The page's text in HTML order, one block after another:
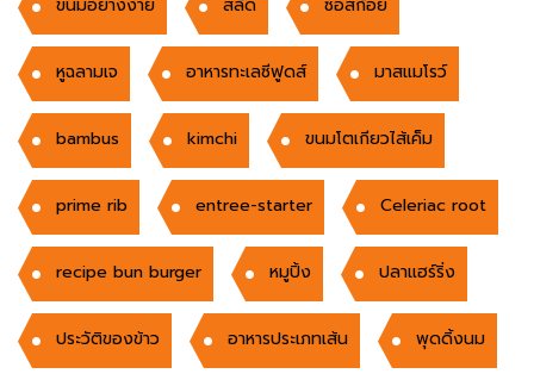
ขนมอย่างง่าย สลัด ซอสก้อย
หูฉลามเจ อาหารทะเลซีฟูดส์ มาสแมโรว์
bambus kimchi ขนมโตเกียวไส้เค็ม
prime rib entree-starter Celeriac root
recipe bun burger หมูปิ้ง ปลาแฮร์ริ่ง
ประวัติของข้าว อาหารประเภทเส้น พุดดิ้งนม